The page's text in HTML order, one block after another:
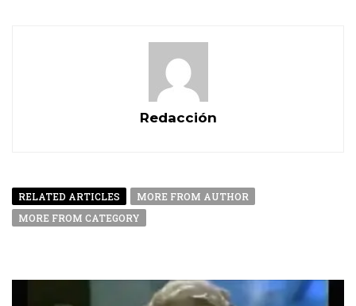
Redacción
RELATED ARTICLES
MORE FROM AUTHOR
MORE FROM CATEGORY